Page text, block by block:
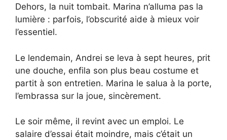
Dehors, la nuit tombait. Marina n’alluma pas la
lumière : parfois, l’obscurité aide à mieux voir
l’essentiel.
Le lendemain, Andrei se leva à sept heures, prit
une douche, enfila son plus beau costume et
partit à son entretien. Marina le salua à la porte,
l’embrassa sur la joue, sincèrement.
Le soir même, il revint avec un emploi. Le
salaire d’essai était moindre, mais c’était un